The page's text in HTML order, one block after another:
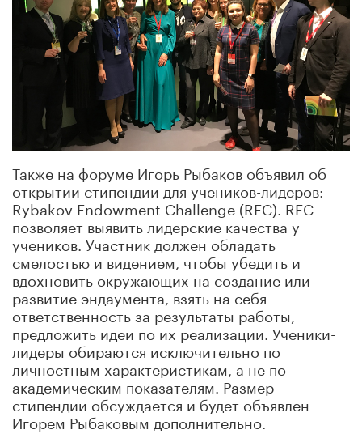
Также на форуме Игорь Рыбаков объявил об
открытии стипендии для учеников-лидеров:
Rybakov Endowment Challenge (REC). REC
позволяет выявить лидерские качества у
учеников. Участник должен обладать
смелостью и видением, чтобы убедить и
вдохновить окружающих на создание или
развитие эндаумента, взять на себя
ответственность за результаты работы,
предложить идеи по их реализации. Ученики-
лидеры обираются исключительно по
личностным характеристикам, а не по
академическим показателям. Размер
стипендии обсуждается и будет объявлен
Игорем Рыбаковым дополнительно.